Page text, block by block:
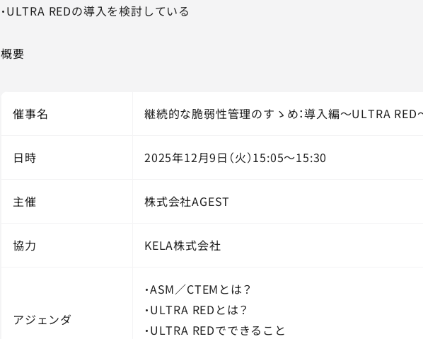
・ULTRA REDの導入を検討している
概要
催事名 継続的な脆弱性管理のすゝめ：導入編～ULTRA RED
日時 2025年12月9日（火）15:05～15:30
主催 株式会社AGEST
協力 KELA株式会社
アジェンダ
・ASM／CTEMとは？
・ULTRA REDとは？
・ULTRA REDでできること